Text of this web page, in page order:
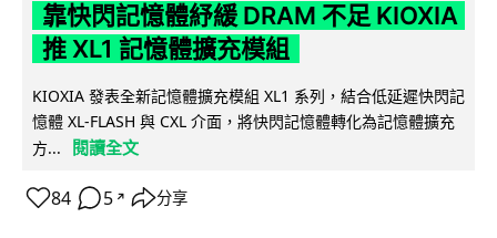
靠快閃記憶體紓緩 DRAM 不足 KIOXIA
推 XL1 記憶體擴充模組
KIOXIA 發表全新記憶體擴充模組 XL1 系列，結合低延遲快閃記
憶體 XL-FLASH 與 CXL 介面，將快閃記憶體轉化為記憶體擴充
方...
閱讀全文
84 5 ↗ 分享